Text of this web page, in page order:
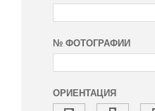
№ ФОТОГРАФИИ
ОРИЕНТАЦИЯ